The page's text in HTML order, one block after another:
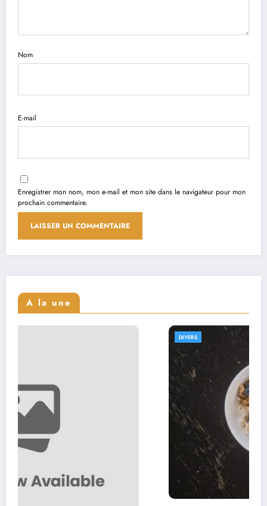
Nom
E-mail
Enregistrer mon nom, mon e-mail et mon site dans le navigateur pour mon
prochain commentaire.
A la une